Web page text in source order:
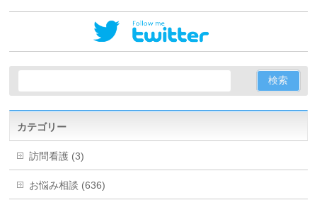
カテゴリー
訪問看護 (3)
お悩み相談 (636)